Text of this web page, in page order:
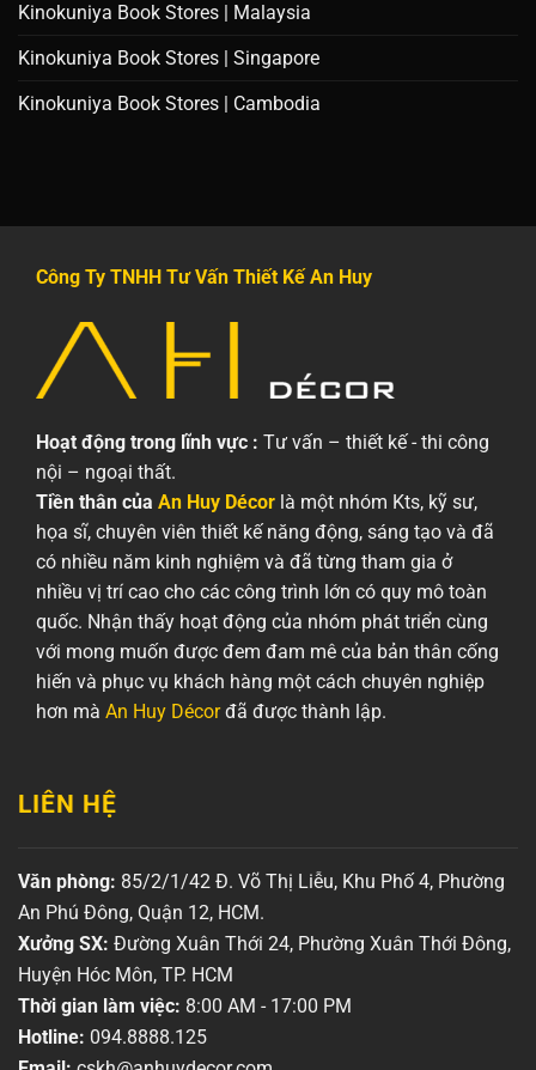
Kinokuniya Book Stores | Malaysia
Kinokuniya Book Stores | Singapore
Kinokuniya Book Stores | Cambodia
Công Ty TNHH Tư Vấn Thiết Kế An Huy
Hoạt động trong lĩnh vực : Tư vấn – thiết kế - thi công
nội – ngoại thất.
Tiền thân của An Huy Décor là một nhóm Kts, kỹ sư,
họa sĩ, chuyên viên thiết kế năng động, sáng tạo và đã
có nhiều năm kinh nghiệm và đã từng tham gia ở
nhiều vị trí cao cho các công trình lớn có quy mô toàn
quốc. Nhận thấy hoạt động của nhóm phát triển cùng
với mong muốn được đem đam mê của bản thân cống
hiến và phục vụ khách hàng một cách chuyên nghiệp
hơn mà An Huy Décorđã được thành lập.
LIÊN HỆ
Văn phòng: 85/2/1/42 Đ. Võ Thị Liễu, Khu Phố 4, Phường
An Phú Đông, Quận 12, HCM.
Xưởng SX: Đường Xuân Thới 24, Phường Xuân Thới Đông,
Huyện Hóc Môn, TP. HCM
Thời gian làm việc: 8:00 AM - 17:00 PM
Hotline: 094.8888.125